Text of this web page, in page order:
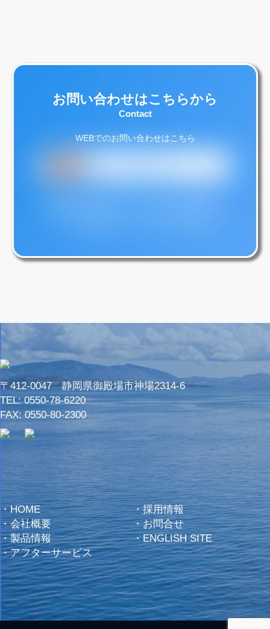
お問い合わせはこちらから
Contact
WEBでのお問い合わせはこちら
〒412-0047 静岡県御殿場市神場2314-6
TEL:0550-78-6220
FAX: 0550-80-2300
・HOME
・会社概要
・製品情報
・アフターサービス
・採用情報
・お問合せ
・ENGLISH SITE